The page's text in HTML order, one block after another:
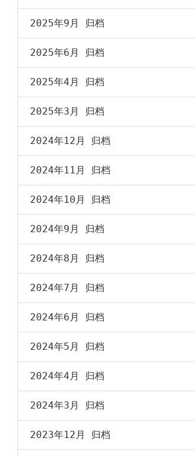
2025年9月 归档
2025年6月 归档
2025年4月 归档
2025年3月 归档
2024年12月 归档
2024年11月 归档
2024年10月 归档
2024年9月 归档
2024年8月 归档
2024年7月 归档
2024年6月 归档
2024年5月 归档
2024年4月 归档
2024年3月 归档
2023年12月 归档